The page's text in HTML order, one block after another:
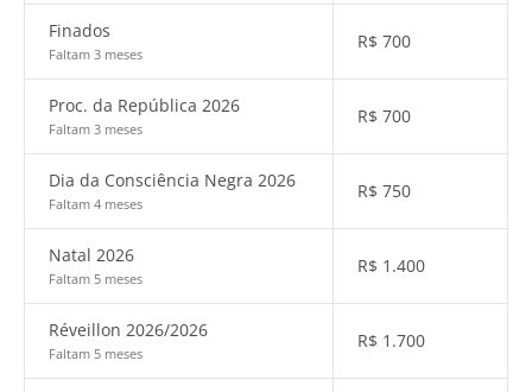
Finados
Faltam 3 meses
R$ 700
Proc. da República 2026
Faltam 3 meses
R$ 700
Dia da Consciência Negra 2026
Faltam 4 meses
R$ 750
Natal 2026
Faltam 5 meses
R$ 1.400
Réveillon 2026/2026
Faltam 5 meses
R$ 1.700